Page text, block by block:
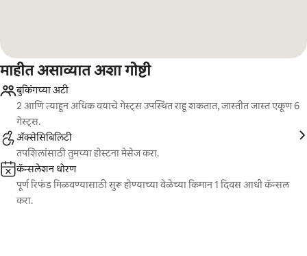
माहीत असाव्यात अशा गोष्टी
बुकिंगच्या अटी
2 आणि त्याहून अधिक वयाचे गेस्ट्स उपस्थित राहू शकतात, जास्तीत जास्त एकूण 6
गेस्ट्स.
ॲक्सेसिबिलिटी
तपशिलांसाठी तुमच्या होस्टना मेसेज करा.
कॅन्सलेशन धोरण
पूर्ण रिफंड मिळवण्यासाठी सुरू होण्याच्या वेळेच्या किमान 1 दिवस आधी कॅन्सल
करा.